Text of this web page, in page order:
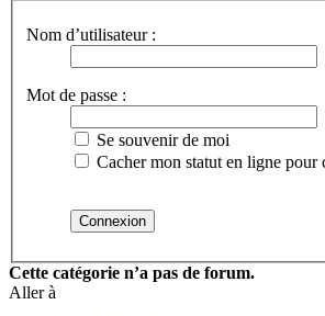
Nom d’utilisateur :
Mot de passe :
Se souvenir de moi
Cacher mon statut en ligne pour
Cette catégorie n’a pas de forum.
Aller à